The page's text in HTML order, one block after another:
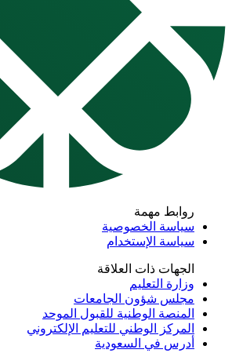
روابط مهمة
سياسة الخصوصية
سياسة الإستخدام
الجهات ذات العلاقة
وزارة التعليم
مجلس شؤون الجامعات
المنصة الوطنية للقبول الموحد
المركز الوطني للتعليم الإلكتروني
أدرس في السعودية